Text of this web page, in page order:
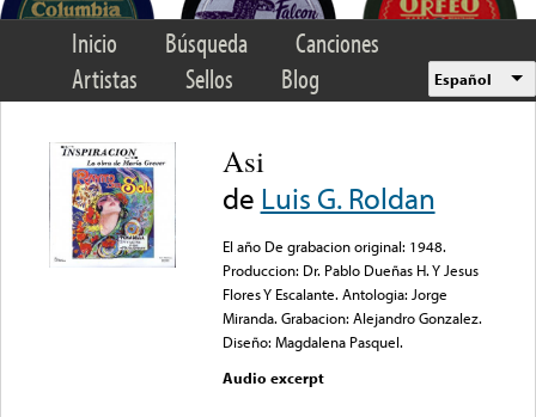
Inicio Búsqueda
Canciones
Artistas
Sellos Blog Español
Asi
de Luis G. Roldan
El año De grabacion original: 1948.
Produccion: Dr. Pablo Dueñas H. Y Jesus
Flores Y Escalante. Antologia: Jorge
Miranda. Grabacion: Alejandro Gonzalez.
Diseño: Magdalena Pasquel.
Audio excerpt